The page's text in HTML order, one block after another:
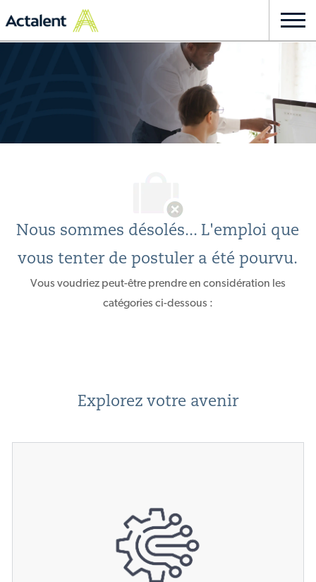
Nous sommes désolés... L'emploi que
vous tenter de postuler a été pourvu.
Vous voudriez peut-être prendre en considération les
catégories ci-dessous :
Explorez votre avenir